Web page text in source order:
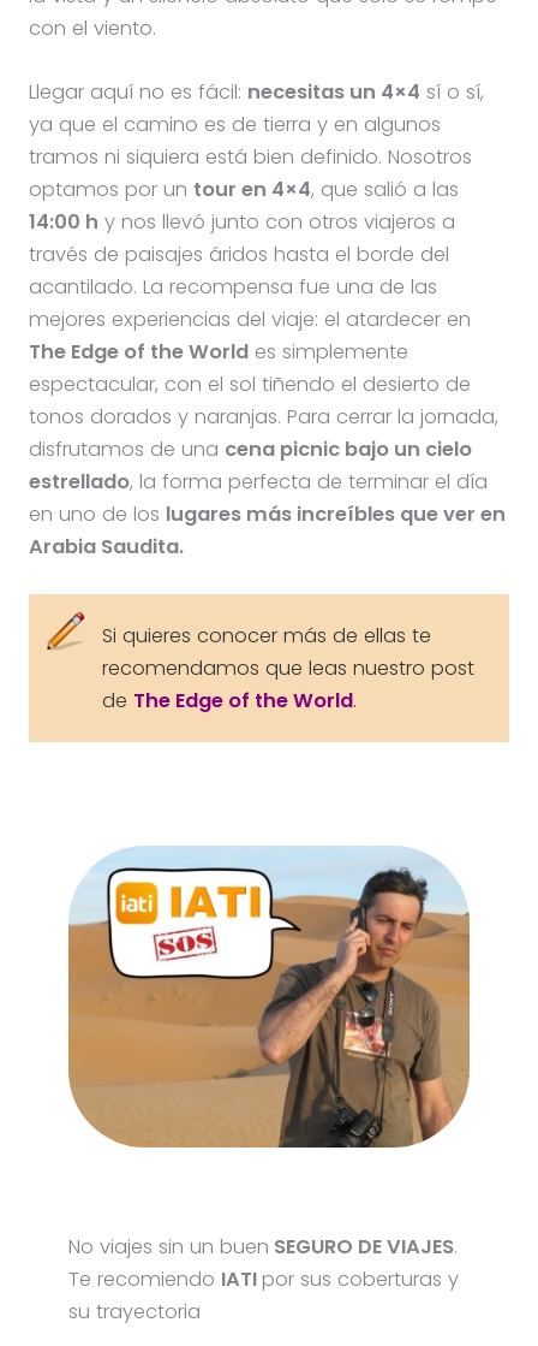
con el viento.
Llegar aquí no es fácil: necesitas un 4×4 sí o sí,
ya que el camino es de tierra y en algunos
tramos ni siquiera está bien definido. Nosotros
optamos por un tour en 4×4, que salió a las
14:00 h y nos llevó junto con otros viajeros a
través de paisajes áridos hasta el borde del
acantilado. La recompensa fue una de las
mejores experiencias del viaje: el atardecer en
The Edge of the Worldes simplemente
espectacular, con el sol tiñendo el desierto de
tonos dorados y naranjas. Para cerrar la jornada,
disfrutamos de una cena picnic bajo un cielo
estrellado, la forma perfecta de terminar el día
en uno de los lugares más increíbles que ver en
Arabia Saudita.
Si quieres conocer más de ellas te
recomendamos que leas nuestro post
de The Edge of the World.
No viajes sin un buen SEGURO DE VIAJES.
Te recomiendo IATI por sus coberturas y
su trayectoria